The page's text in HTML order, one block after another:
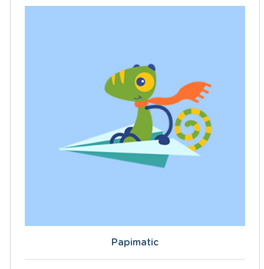
Papimatic